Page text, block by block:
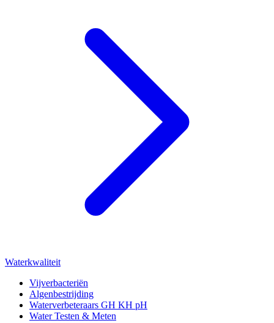
Waterkwaliteit
Vijverbacteriën
Algenbestrijding
Waterverbeteraars GH KH pH
Water Testen & Meten